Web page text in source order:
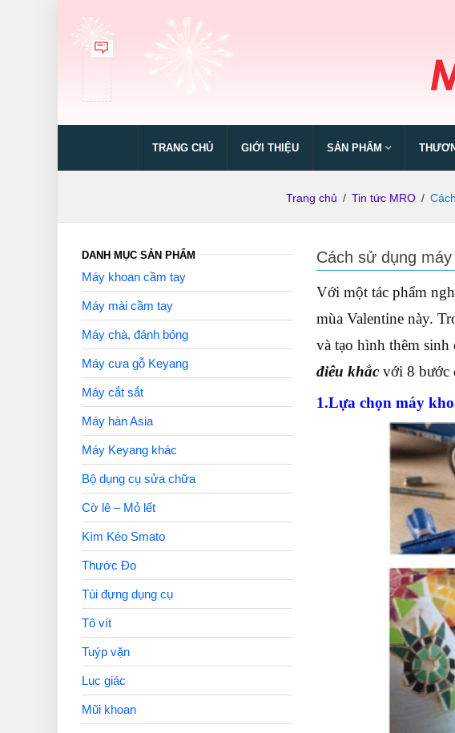
TRANG CHỦ GIỚI THIỆU SẢN PHẨM
Trang chủ / Tin tức MRO /
Cách sử dụng
Với một tác phẩm
mùa Valentine này.
và tạo hình thêm
điêu khắc với 8 bước
1.Lựa chọn máy
DANH MỤC SẢN PHẨM
Máy khoan cầm tay
Máy mài cầm tay
Máy chà, đánh bóng
Máy cưa gỗ Keyang
Máy cắt sắt
Máy hàn Asia
Máy Keyang khác
Bộ dụng cụ sửa chữa
Cờ lê – Mỏ lết
Kìm Kéo Smato
Thước Đo
Túi đựng dụng cụ
Tô vít
Tuýp vặn
Lục giác
Mũi khoan